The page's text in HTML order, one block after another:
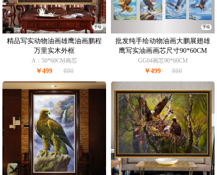
手绘
精品写实动物油画雄鹰油画鹏程
万里实木外框
A：50*60CM画芯
￥499 800
手绘
批发纯手绘动物油画大鹏展翅雄
鹰写实油画画芯尺寸90*60CM
GG04画芯90*60CM
￥499 800